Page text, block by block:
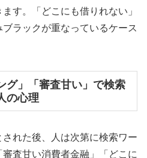
す。「どこにも借りれない」
ラックが重なっているケース
グ」「審査甘い」で検索
の心理
れた後、人は次第に検索ワー
査甘い消費者金融」「どこに